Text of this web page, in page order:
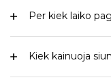
Per kiek laiko
Kiek kainuoja